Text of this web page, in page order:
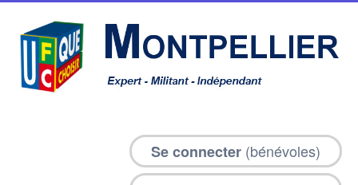
Se connecter (bénévoles)